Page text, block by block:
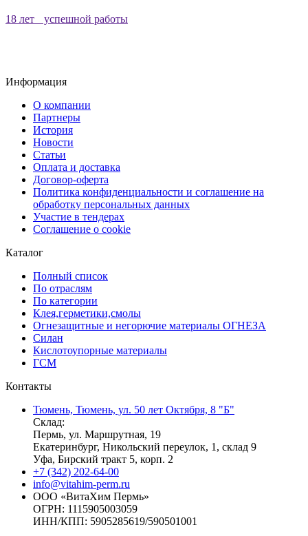
18 лет успешной работы
Информация
О компании
Партнеры
История
Новости
Статьи
Оплата и доставка
Договор-оферта
Политика конфиденциальности и соглашение на
обработку персональных данных
Участие в тендерах
Соглашение о cookie
Каталог
Полный список
По отраслям
По категории
Клея,герметики,смолы
Огнезащитные и негорючие материалы ОГНЕЗА
Силан
Кислотоупорные материалы
ГСМ
Контакты
Тюмень, Тюмень, ул. 50 лет Октября, 8 "Б"
Склад:
Пермь, ул. Маршрутная, 19
Екатеринбург, Никольский переулок, 1, склад 9
Уфа, Бирский тракт 5, корп. 2
+7 (342) 202-64-00
info@vitahim-perm.ru
ООО «ВитаХим Пермь»
ОГРН: 1115905003059
ИНН/КПП: 5905285619/590501001